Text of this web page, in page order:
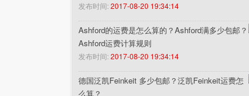
发布时间: 2017-08-20 19:34:14
Ashford的运费是怎么算的？Ashford满多少包邮？
Ashford运费计算规则
发布时间: 2017-08-20 19:34:14
德国泛凯Feinkeit 多少包邮？泛凯Feinkeit运费怎
么算？